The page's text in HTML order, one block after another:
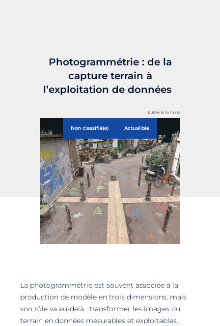
Photogrammétrie : de la
capture terrain à
l’exploitation de données
publié le 16 mars
Non classifié(e) Actualités
La photogrammétrie est souvent associée à la
production de modèle en trois dimensions, mais
son rôle va au-delà : transformer les images du
terrain en données mesurables et exploitables.